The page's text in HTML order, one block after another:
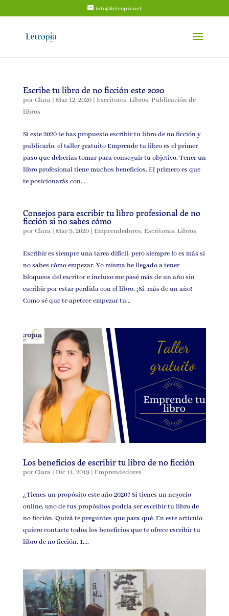
info@letropia.net
Escribe tu libro de no ficción este 2020
porClara| Mar 12, 2020| Escritores, Libros, Publicación de
libros
Si este 2020 te has propuesto escribir tu libro de no ficción y
publicarlo, el taller gratuito Emprende tu libro es el primer
paso que deberías tomar para conseguir tu objetivo. Tener un
libro profesional tiene muchos beneficios. El primero es que
te posicionarás con...
Consejos para escribir tu libro profesional de no
ficción si no sabes cómo
porClara| Mar 9, 2020| Emprendedores, Escritoras, Libros
Escribir es siempre una tarea difícil, pero siempre lo es más si
no sabes cómo empezar. Yo misma he llegado a tener
bloqueos del escritor e incluso me pasé más de un año sin
escribir por estar perdida con el libro. ¡Sí, más de un año!
Como sé que te apetece empezar tu...
Los beneficios de escribir tu libro de no ficción
porClara| Dic 11, 2019| Emprendedores
¿Tienes un propósito este año 2020? Si tienes un negocio
online, uno de tus propósitos podría ser escribir tu libro de
no ficción. Quizá te preguntes que para qué. En este artículo
quiero contarte todos los beneficios que te ofrece escribir tu
libro de no ficción. 1....